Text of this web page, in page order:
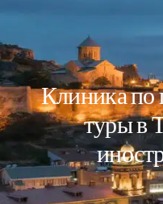
Клиника по
туры в